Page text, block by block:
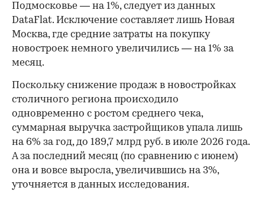
Подмосковье — на 1%, следует из данных
DataFlat. Исключение составляет лишь Новая
Москва, где средние затраты на покупку
новостроек немного увеличились — на 1% за
месяц.
Поскольку снижение продаж в новостройках
столичного региона происходило
одновременно с ростом среднего чека,
суммарная выручка застройщиков упала лишь
на 6% за год, до 189,7 млрд руб. в июле 2026 года.
А за последний месяц (по сравнению с июнем)
она и вовсе выросла, увеличившись на 3%,
уточняется в данных исследования.